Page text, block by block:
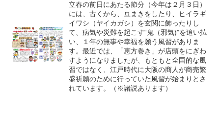
立春の前日にあたる節分（今年は２月３日）
には、古くから、豆まきをしたり、ヒイラギ
イワシ（ヤイカガシ）を玄関に飾ったりし
て、病気や災難を起こす“鬼（邪気)”を追い払
い、１年の無事や幸福を願う風習がありま
す。最近では、「恵方巻き」が店頭をにぎわ
すようになりましたが、もともと全国的な風
習ではなく、江戸時代に大阪の商人が商売繁
盛祈願のために行っていた風習が始まりとさ
れています。（※諸説あります）